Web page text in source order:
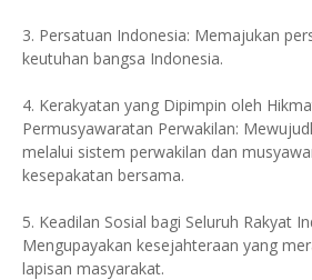
3. Persatuan Indonesia: Memajukan
keutuhan bangsa Indonesia.
4. Kerakyatan yang Dipimpin oleh
Permusyawaratan Perwakilan:
melalui sistem perwakilan dan
kesepakatan bersama.
5. Keadilan Sosial bagi Seluruh Rakyat
Mengupayakan kesejahteraan yang
lapisan masyarakat.